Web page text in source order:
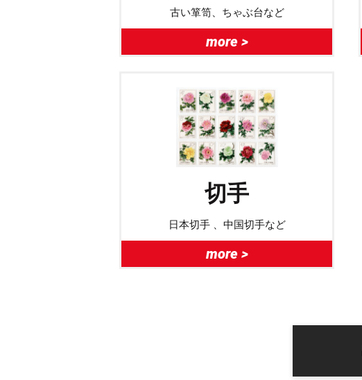
古い箪笥、ちゃぶ台など
more >
切手
日本切手 、中国切手など
more >